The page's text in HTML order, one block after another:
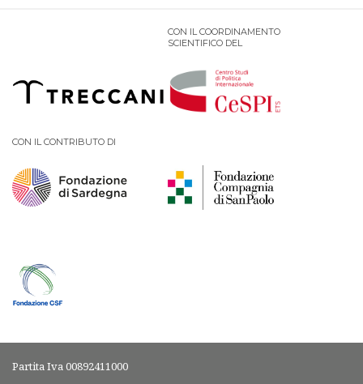
CON IL COORDINAMENTO
SCIENTIFICO DEL
CON IL CONTRIBUTO DI
Partita Iva 00892411000